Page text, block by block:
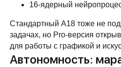
16-ядерный
Стандартный A18 тоже не
задачах, но Pro-версия
для работы с графикой и
Автономность: